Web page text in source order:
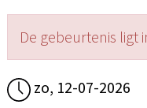
De gebeurtenis ligt
zo, 12-07-2026